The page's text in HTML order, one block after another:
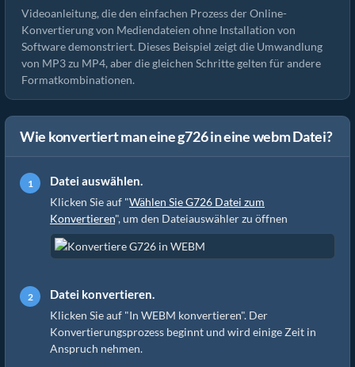
Videoanleitung, die den einfachen Prozess der Online-
Konvertierung von Mediendateien ohne Installation von
Software demonstriert. Dieses Beispiel zeigt die Umwandlung
von MP3 zu MP4, aber die gleichen Schritte gelten für andere
Formatkombinationen.
Wie konvertiert man eine g726 in eine webm Datei?
Datei auswählen.
Klicken Sie auf "Wählen Sie G726 Datei zum
Konvertieren", um den Dateiauswähler zu öffnen
Datei konvertieren.
Klicken Sie auf "In WEBM konvertieren". Der
Konvertierungsprozess beginnt und wird einige Zeit in
Anspruch nehmen.